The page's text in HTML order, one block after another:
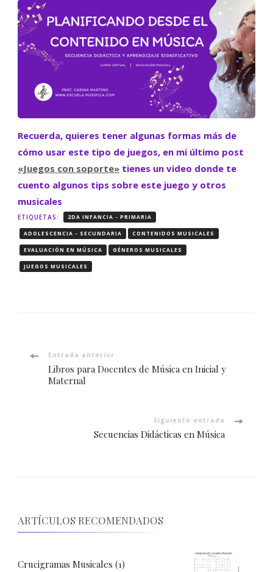
Recuerda, quieres tener algunas formas más de
cómo usar este tipo de juegos, en mi último post
«Juegos con soporte» tienes un video donde te
cuento algunos tips sobre este juego y otros
musicales
ETIQUETAS: 2DA INFANCIA - PRIMARIA
ADOLESCENCIA - SECUNDARIA CONTENIDOS MUSICALES
EVALUACIÓN EN MÚSICA GÉNEROS MUSICALES
JUEGOS MUSICALES
Navegación
Entrada anterior
Libros para Docentes de Música en Inicial y
Maternal
Siguiente entrada
Secuencias Didácticas en Música
ARTÍCULOS RECOMENDADOS
Crucigramas Musicales (1)